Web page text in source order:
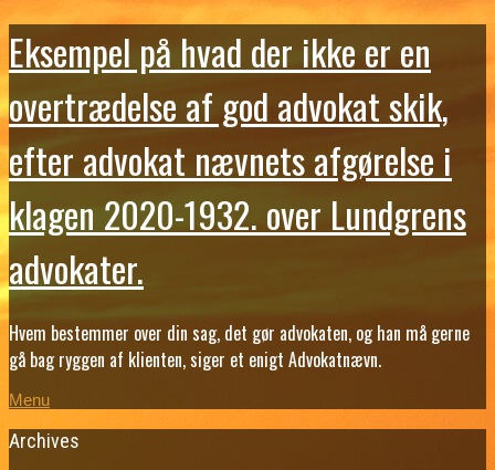
Eksempel på hvad der ikke er en
overtrædelse af god advokat skik,
efter advokat nævnets afgørelse i
klagen 2020-1932. over Lundgrens
advokater.
Hvem bestemmer over din sag, det gør advokaten, og han må gerne
gå bag ryggen af klienten, siger et enigt Advokatnævn.
Menu
Archives